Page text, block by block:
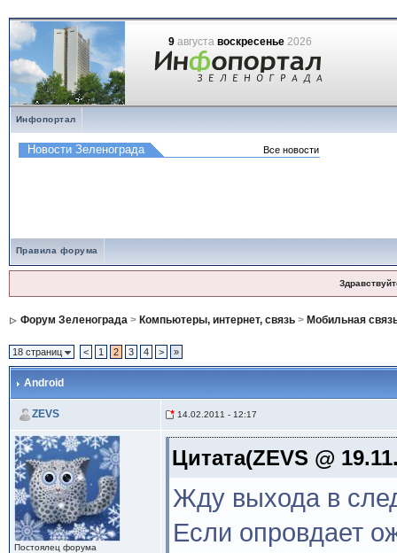
9августа воскресенье2026
Инфопортал
Правила форума
Форум Зеленограда> Компьютеры, интернет, связь> Мобильная
18 страниц < 1 2 3 4 > »
Android
ZEVS 14.02.2011 - 12:17
Постоялец форума
Цитата(ZEVS @
Жду выхода в
Если опровдает